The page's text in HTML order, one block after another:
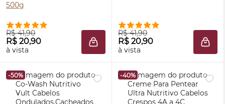
500g
R$ 41,90
R$ 20,90
à vista ADICIONAR À SACOLA
R$ 41,90
R$ 20,90
à vista
-50% -40%